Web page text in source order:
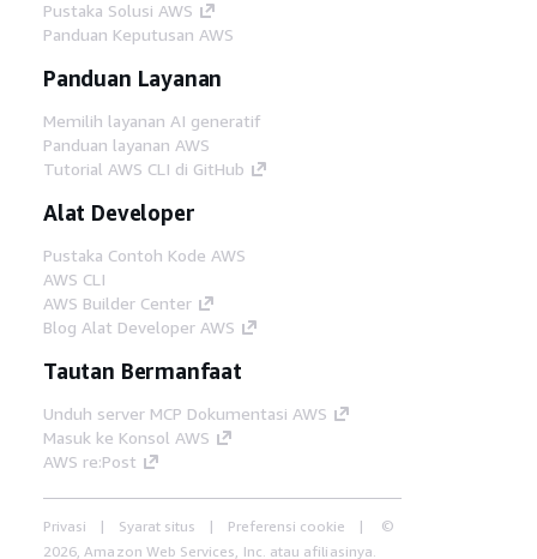
Pustaka Solusi AWS
Panduan Keputusan AWS
Panduan Layanan
Memilih layanan AI generatif
Panduan layanan AWS
Tutorial AWS CLI di GitHub
Alat Developer
Pustaka Contoh Kode AWS
AWS CLI
AWS Builder Center
Blog Alat Developer AWS
Tautan Bermanfaat
Unduh server MCP Dokumentasi AWS
Masuk ke Konsol AWS
AWS re:Post
Privasi Syarat situs Preferensi cookie
©
2026, Amazon Web Services, Inc. atau afiliasinya.